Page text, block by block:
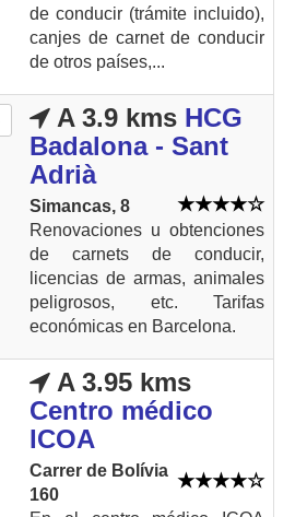
de conducir (trámite incluido),
canjes de carnet de conducir
de otros países,...
A 3.9 kms HCG
Badalona - Sant
Adrià
Simancas, 8
Renovaciones u obtenciones
de carnets de conducir,
licencias de armas, animales
peligrosos, etc. Tarifas
económicas en Barcelona.
A 3.95 kms
Centro médico
ICOA
Carrer de Bolívia
160